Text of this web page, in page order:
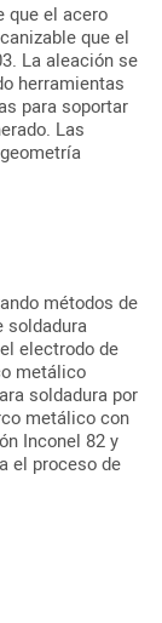
que el acero
que el
La aleación se
herramientas
para soportar
Las
métodos de
soldadura
electrodo de
metálico
soldadura por
metálico con
Inconel 82 y
el proceso de